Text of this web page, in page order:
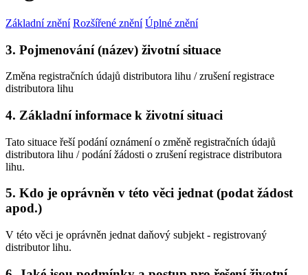
Základní znění Rozšířené znění Úplné znění
3. Pojmenování (název) životní situace
Změna registračních údajů distributora lihu / zrušení registrace
distributora lihu
4. Základní informace k životní situaci
Tato situace řeší podání oznámení o změně registračních údajů
distributora lihu / podání žádosti o zrušení registrace distributora
lihu.
5. Kdo je oprávněn v této věci jednat (podat žádost
apod.)
V této věci je oprávněn jednat daňový subjekt - registrovaný
distributor lihu.